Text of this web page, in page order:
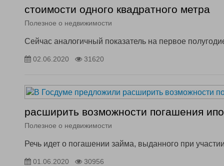
стоимости одного квадратного метра
Полезное о недвижимости
Сейчас аналогичный показатель на первое
02.06.2020 31620
расширить возможности погашения
Полезное о недвижимости
Речь идет о погашении займа, выданного при
01.06.2020 30956